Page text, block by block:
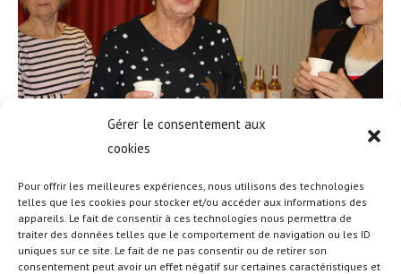
Gérer le consentement aux
cookies
Pour offrir les meilleures expériences, nous utilisons des technologies
telles que les cookies pour stocker et/ou accéder aux informations des
appareils. Le fait de consentir à ces technologies nous permettra de
traiter des données telles que le comportement de navigation ou les ID
uniques sur ce site. Le fait de ne pas consentir ou de retirer son
consentement peut avoir un effet négatif sur certaines caractéristiques et
© COPYRIGHT - OCEANWP THEME BY NICK